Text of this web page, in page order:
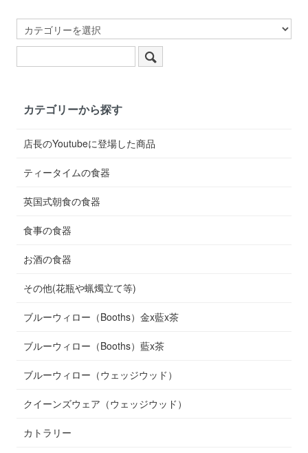
カテゴリーから探す
店長のYoutubeに登場した商品
ティータイムの食器
英国式朝食の食器
食事の食器
お酒の食器
その他(花瓶や蝋燭立て等)
ブルーウィロー（Booths）金x藍x茶
ブルーウィロー（Booths）藍x茶
ブルーウィロー（ウェッジウッド）
クイーンズウェア（ウェッジウッド）
カトラリー